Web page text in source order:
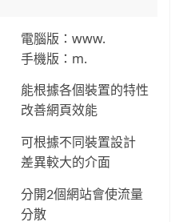
電腦版：www.
手機版：m.
能根據各個裝置的特性
改善網頁效能
可根據不同裝置設計
差異較大的介面
分開2個網站會使流量
分散